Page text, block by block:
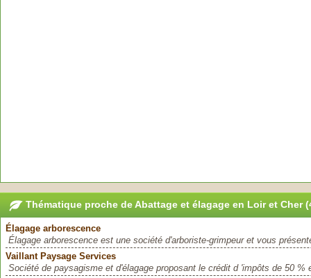
Thématique proche de Abattage et élagage en Loir et Cher
Élagage arborescence
Élagage arborescence est une société d'arboriste-grimpeur et vous
Vaillant Paysage Services
Société de paysagisme et d'élagage proposant le crédit d 'impôts de 50 %